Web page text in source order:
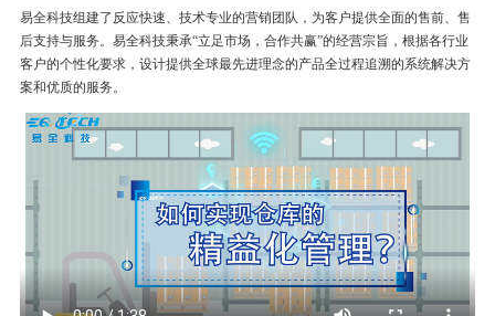
易全科技组建了反应快速、技术专业的营销团队，为客户提供全面的售前、售
后支持与服务。易全科技秉承“立足市场，合作共赢”的经营宗旨，根据各行业
客户的个性化要求，设计提供全球最先进理念的产品全过程追溯的系统解决方
案和优质的服务。